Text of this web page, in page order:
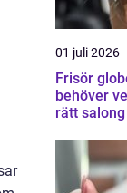
01 juli 2026
Frisör globen
behöver
rätt salong